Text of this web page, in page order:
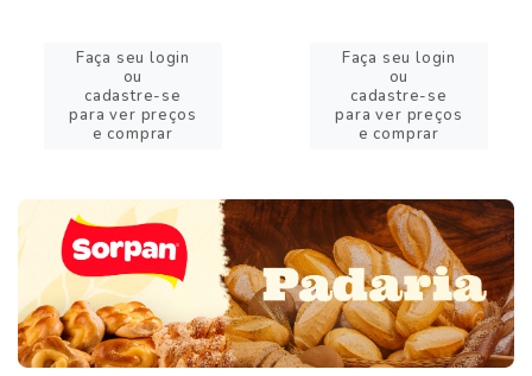
Faça seu login
ou
cadastre-se
para ver preços
e comprar
Faça seu login
ou
cadastre-se
para ver preços
e comprar